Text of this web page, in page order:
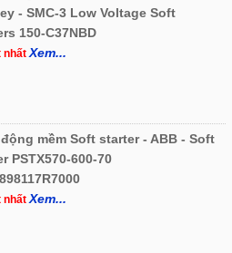
- SMC-3 Low Voltage Soft
150-C37NBD
nhấtXem...
mềm Soft starter - ABB - Soft
PSTX570-600-70
nhấtXem...